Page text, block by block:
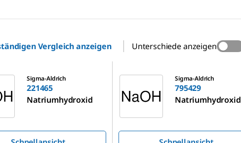
Vergleich anzeigen Unterschiede anzeigen
Sigma-Aldrich
221465
Natriumhydroxid
Sigma-Aldrich
795429
Natriumhydroxid